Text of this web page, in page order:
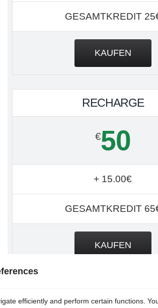
efficiently and perform certain functions.
GESAMTKREDIT
KAUFEN
RECHARGE
€50
+ 15.00€
GESAMTKREDIT
KAUFEN
RECHARGE